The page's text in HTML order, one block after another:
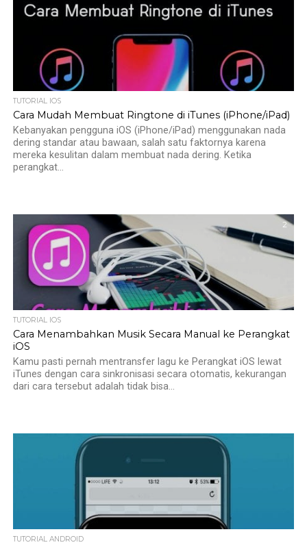
TUTORIAL IOS
Cara Mudah Membuat Ringtone di iTunes (iPhone/iPad)
Kebanyakan pengguna iOS (iPhone/iPad) menggunakan nada
dering standar atau bawaan, salah satu faktornya karena
mereka kesulitan dalam membuat nada dering. Ketika
perangkat...
2
TUTORIAL IOS
Cara Menambahkan Musik Secara Manual ke Perangkat
iOS
Kamu pasti pernah mentransfer lagu ke Perangkat iOS lewat
iTunes dengan cara sinkronisasi secara otomatis, kekurangan
dari cara tersebut adalah tidak bisa...
TUTORIAL ANDROID